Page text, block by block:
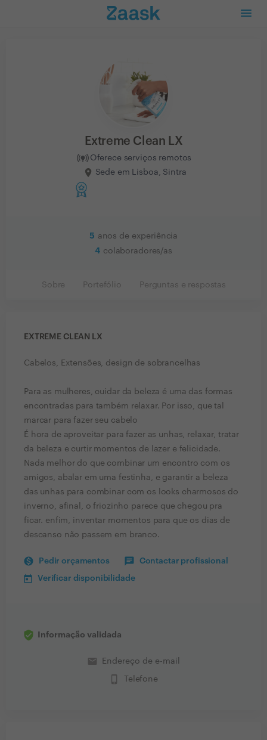
Extreme Clean LX
Oferece serviços remotos
Sede em Lisboa, Sintra
5 anos de experiência
4 colaboradores/as
Sobre Portefólio Perguntas e respostas
EXTREME CLEAN LX
Cabelos, Extensões, design de sobrancelhas
Para as mulheres, cuidar da beleza é uma das formas
encontradas para também relaxar. Por isso, que tal
marcar para fazer seu cabelo
É hora de aproveitar para fazer as unhas, relaxar, tratar
da beleza e curtir momentos de lazer e felicidade.
Nada melhor do que combinar um encontro com os
amigos, abalar em uma festinha, e garantir a beleza
das unhas para combinar com os looks charmosos do
inverno, afinal, o friozinho parece que chegou pra
ficar. enfim, inventar momentos para que os dias de
descanso não passem em branco.
Pedir orçamentos Contactar profissional
Verificar disponibilidade
Informação validada
email Endereço de e-mail
phone_iphone Telefone